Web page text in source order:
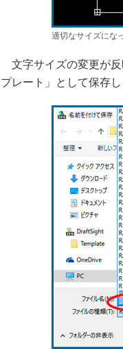
適切なサイズにな
文字サイズの変更が反
プレート」として保存し